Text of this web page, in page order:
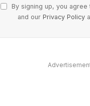
By signing up, you
and our Privacy Policy